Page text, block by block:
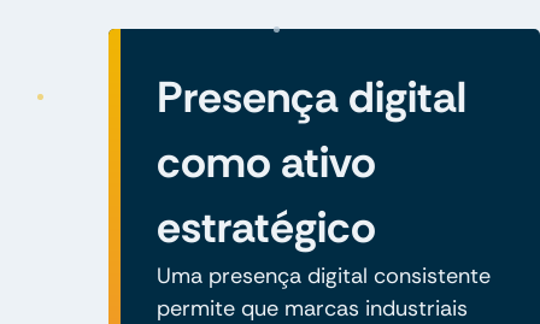
Presença digital
como ativo
estratégico
Uma presença digital consistente
permite que marcas industriais